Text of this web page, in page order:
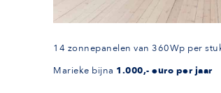
14 zonnepanelen van 360Wp per
Marieke bijna 1.000,- euro per jaar